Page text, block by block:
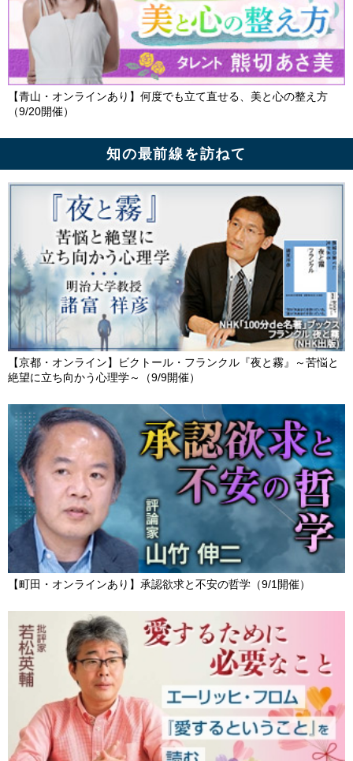
【青山・オンラインあり】何度でも立て直せる、美と心の整え方
（9/20開催）
知の最前線を訪ねて
【京都・オンライン】ビクトール・フランクル『夜と霧』～苦悩と
絶望に立ち向かう心理学～（9/9開催）
【町田・オンラインあり】承認欲求と不安の哲学（9/1開催）